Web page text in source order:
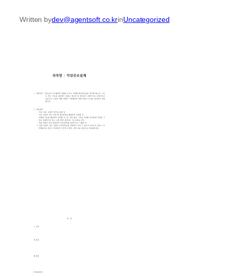
Written bydev@agentsoft.co.krinUncategorized